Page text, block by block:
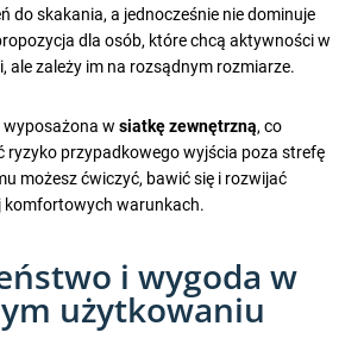
do skakania, a jednocześnie nie dominuje
dla osób, które chcą aktywności w
ale zależy im na rozsądnym rozmiarze.
wyposażona wsiatkę zewnętrzną, co
ryzyko przypadkowego wyjścia poza strefę
możesz ćwiczyć, bawić się i rozwijać
komfortowych warunkach.
i wygoda w
użytkowaniu